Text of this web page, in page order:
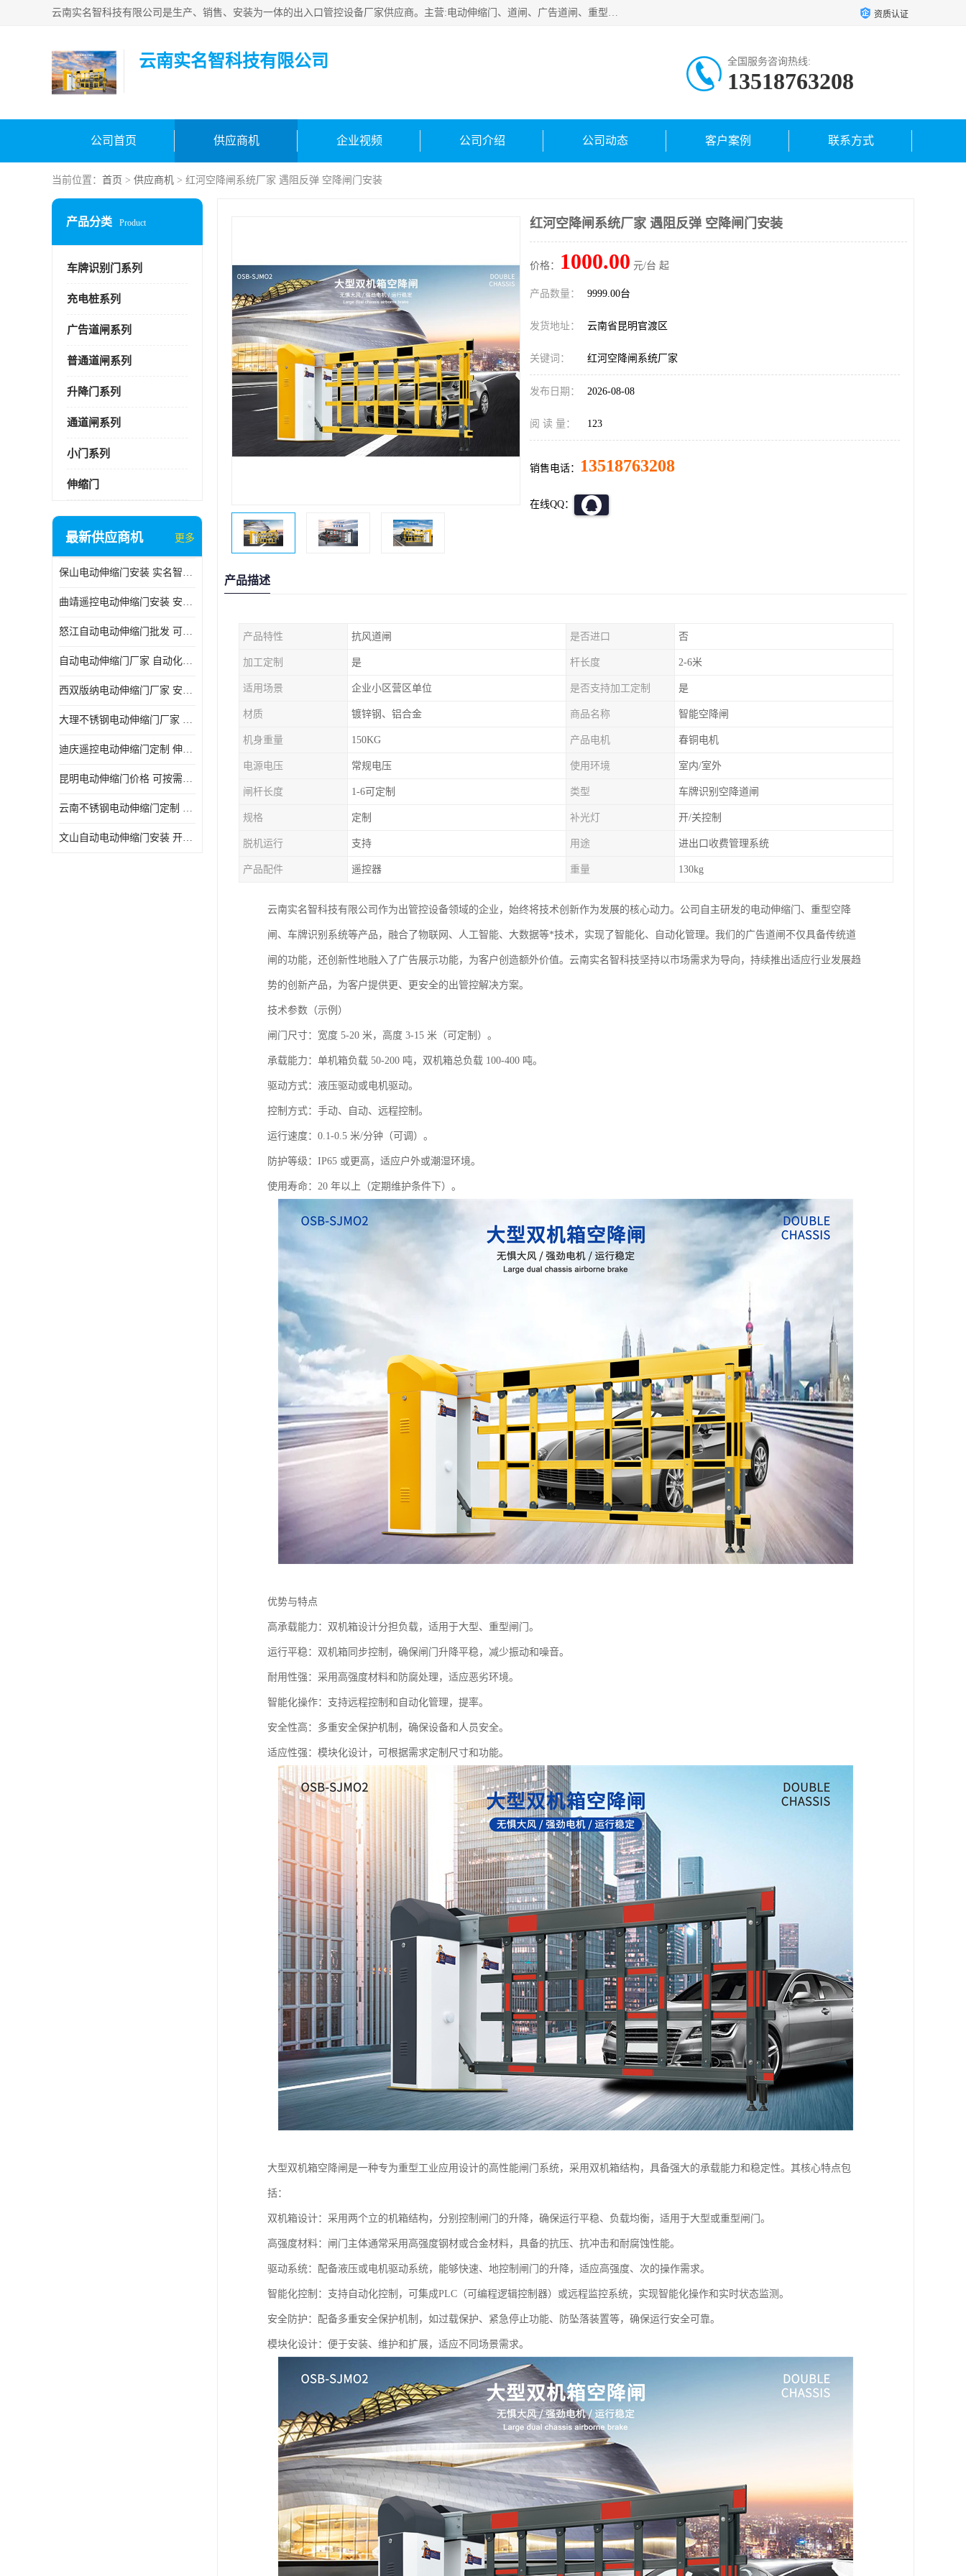
云南实名智科技有限公司是生产、销售、安装为一体的出入口管控设备厂家供应商。主营:电动伸缩门、道闸、广告道闸、重型空降闸、车牌识别、门禁通道、升降柱、岗亭、旗杆等智能设备。主营产品: 电动伸缩门,道闸门禁,车牌识别 生产、销售、安装为一体的出入口管控设备厂家源头供应商。 资质认证
云南实名智科技有限公司 全国服务咨询热线:
13518763208
公司首页 供应商机 企业视频 公司介绍 公司动态 客户案例 联系方式
当前位置： 首页 > 供应商机 > 红河空降闸系统厂家 遇阻反弹 空降闸门安装
产品分类 Product
车牌识别门系列
充电桩系列
广告道闸系列
普通道闸系列
升降门系列
通道闸系列
小门系列
伸缩门
最新供应商机 更多
保山电动伸缩门安装 实名智科技 安全性高
曲靖遥控电动伸缩门安装 安全性高
怒江自动电动伸缩门批发 可按需定制
自动电动伸缩门厂家 自动化操作
西双版纳电动伸缩门厂家 安全性高
大理不锈钢电动伸缩门厂家 适合狭窄通道
迪庆遥控电动伸缩门定制 伸缩结构设计
昆明电动伸缩门价格 可按需定制
云南不锈钢电动伸缩门定制 自动化操作
文山自动电动伸缩门安装 开启后占用空间小
红河空降闸系统厂家 遇阻反弹 空降闸门安装
价格： 1000.00 元/台 起
产品数量： 9999.00台
发货地址： 云南省昆明官渡区
关键词： 红河空降闸系统厂家
发布日期： 2026-08-08
阅 读 量： 123
销售电话： 13518763208
在线QQ：
产品描述
产品特性 抗风道闸 是否进口 否
加工定制 是 杆长度 2-6米
适用场景 企业小区营区单位 是否支持加工定制 是
材质 镀锌钢、铝合金 商品名称 智能空降闸
机身重量 150KG 产品电机 春铜电机
电源电压 常规电压 使用环境 室内/室外
闸杆长度 1-6可定制 类型 车牌识别空降道闸
规格 定制 补光灯 开/关控制
脱机运行 支持 用途 进出口收费管理系统
产品配件 遥控器 重量 130kg
云南实名智科技有限公司作为出管控设备领域的企业，始终将技术创新作为发展的核心动力。公司自主研发的电动伸缩门、重型空降
闸、车牌识别系统等产品，融合了物联网、人工智能、大数据等*技术，实现了智能化、自动化管理。我们的广告道闸不仅具备传统道
闸的功能，还创新性地融入了广告展示功能，为客户创造额外价值。云南实名智科技坚持以市场需求为导向，持续推出适应行业发展趋
势的创新产品，为客户提供更、更安全的出管控解决方案。
技术参数（示例）
闸门尺寸：宽度 5-20 米，高度 3-15 米（可定制）。
承载能力：单机箱负载 50-200 吨，双机箱总负载 100-400 吨。
驱动方式：液压驱动或电机驱动。
控制方式：手动、自动、远程控制。
运行速度：0.1-0.5 米/分钟（可调）。
防护等级：IP65 或更高，适应户外或潮湿环境。
使用寿命：20 年以上（定期维护条件下）。
优势与特点
高承载能力：双机箱设计分担负载，适用于大型、重型闸门。
运行平稳：双机箱同步控制，确保闸门升降平稳，减少振动和噪音。
耐用性强：采用高强度材料和防腐处理，适应恶劣环境。
智能化操作：支持远程控制和自动化管理，提率。
安全性高：多重安全保护机制，确保设备和人员安全。
适应性强：模块化设计，可根据需求定制尺寸和功能。
大型双机箱空降闸是一种专为重型工业应用设计的高性能闸门系统，采用双机箱结构，具备强大的承载能力和稳定性。其核心特点包
括：
双机箱设计：采用两个立的机箱结构，分别控制闸门的升降，确保运行平稳、负载均衡，适用于大型或重型闸门。
高强度材料：闸门主体通常采用高强度钢材或合金材料，具备的抗压、抗冲击和耐腐蚀性能。
驱动系统：配备液压或电机驱动系统，能够快速、地控制闸门的升降，适应高强度、次的操作需求。
智能化控制：支持自动化控制，可集成PLC（可编程逻辑控制器）或远程监控系统，实现智能化操作和实时状态监测。
安全防护：配备多重安全保护机制，如过载保护、紧急停止功能、防坠落装置等，确保运行安全可靠。
模块化设计：便于安装、维护和扩展，适应不同场景需求。